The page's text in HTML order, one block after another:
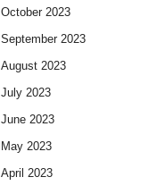
October 2023
September 2023
August 2023
July 2023
June 2023
May 2023
April 2023